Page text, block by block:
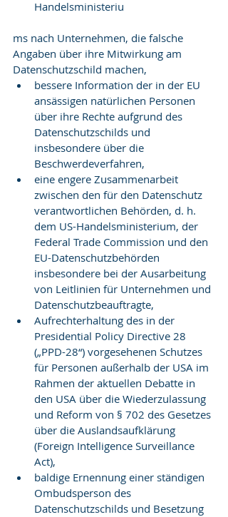
Handelsministeriu
ms nach Unternehmen, die falsche
Angaben über ihre Mitwirkung am
Datenschutzschild machen,
bessere Information der in der EU
ansässigen natürlichen Personen
über ihre Rechte aufgrund des
Datenschutzschilds und
insbesondere über die
Beschwerdeverfahren,
eine engere Zusammenarbeit
zwischen den für den Datenschutz
verantwortlichen Behörden, d. h.
dem US-Handelsministerium, der
Federal Trade Commission und den
EU-Datenschutzbehörden
insbesondere bei der Ausarbeitung
von Leitlinien für Unternehmen und
Datenschutzbeauftragte,
Aufrechterhaltung des in der
Presidential Policy Directive 28
(„PPD-28“) vorgesehenen Schutzes
für Personen außerhalb der USA im
Rahmen der aktuellen Debatte in
den USA über die Wiederzulassung
und Reform von § 702 des Gesetzes
über die Auslandsaufklärung
(Foreign Intelligence Surveillance
Act),
baldige Ernennung einer ständigen
Ombudsperson des
Datenschutzschilds und Besetzung